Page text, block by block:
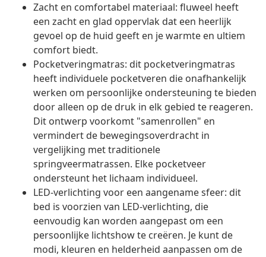
Zacht en comfortabel materiaal: fluweel heeft
een zacht en glad oppervlak dat een heerlijk
gevoel op de huid geeft en je warmte en ultiem
comfort biedt.
Pocketveringmatras: dit pocketveringmatras
heeft individuele pocketveren die onafhankelijk
werken om persoonlijke ondersteuning te bieden
door alleen op de druk in elk gebied te reageren.
Dit ontwerp voorkomt "samenrollen" en
vermindert de bewegingsoverdracht in
vergelijking met traditionele
springveermatrassen. Elke pocketveer
ondersteunt het lichaam individueel.
LED-verlichting voor een aangename sfeer: dit
bed is voorzien van LED-verlichting, die
eenvoudig kan worden aangepast om een
persoonlijke lichtshow te creëren. Je kunt de
modi, kleuren en helderheid aanpassen om de